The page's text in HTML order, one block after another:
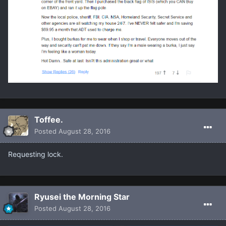
Toffee.
Posted August 28, 2016
Requesting lock.
Ryusei the Morning Star
Posted August 28, 2016